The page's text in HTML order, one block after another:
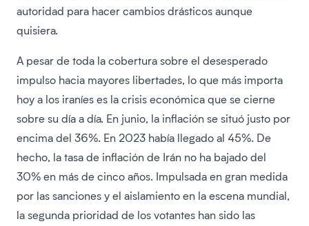
autoridad para hacer cambios drásticos aunque
quisiera.
A pesar de toda la cobertura sobre el desesperado
impulso hacia mayores libertades, lo que más importa
hoy a los iraníes es la crisis económica que se cierne
sobre su día a día. En junio, la inflación se situó justo por
encima del 36%. En 2023 había llegado al 45%. De
hecho, la tasa de inflación de Irán no ha bajado del
30% en más de cinco años. Impulsada en gran medida
por las sanciones y el aislamiento en la escena mundial,
la segunda prioridad de los votantes han sido las